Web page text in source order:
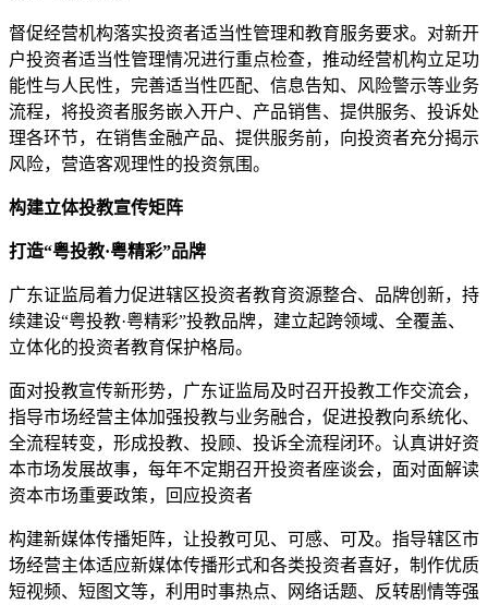
督促经营机构落实投资者适当性管理和教育服务要求。对新开
户投资者适当性管理情况进行重点检查，推动经营机构立足功
能性与人民性，完善适当性匹配、信息告知、风险警示等业务
流程，将投资者服务嵌入开户、产品销售、提供服务、投诉处
理各环节，在销售金融产品、提供服务前，向投资者充分揭示
风险，营造客观理性的投资氛围。
构建立体投教宣传矩阵
打造“粤投教·粤精彩”品牌
广东证监局着力促进辖区投资者教育资源整合、品牌创新，持
续建设“粤投教·粤精彩”投教品牌，建立起跨领域、全覆盖、
立体化的投资者教育保护格局。
面对投教宣传新形势，广东证监局及时召开投教工作交流会，
指导市场经营主体加强投教与业务融合，促进投教向系统化、
全流程转变，形成投教、投顾、投诉全流程闭环。认真讲好资
本市场发展故事，每年不定期召开投资者座谈会，面对面解读
资本市场重要政策，回应投资者
构建新媒体传播矩阵，让投教可见、可感、可及。指导辖区市
场经营主体适应新媒体传播形式和各类投资者喜好，制作优质
短视频、短图文等，利用时事热点、网络话题、反转剧情等强